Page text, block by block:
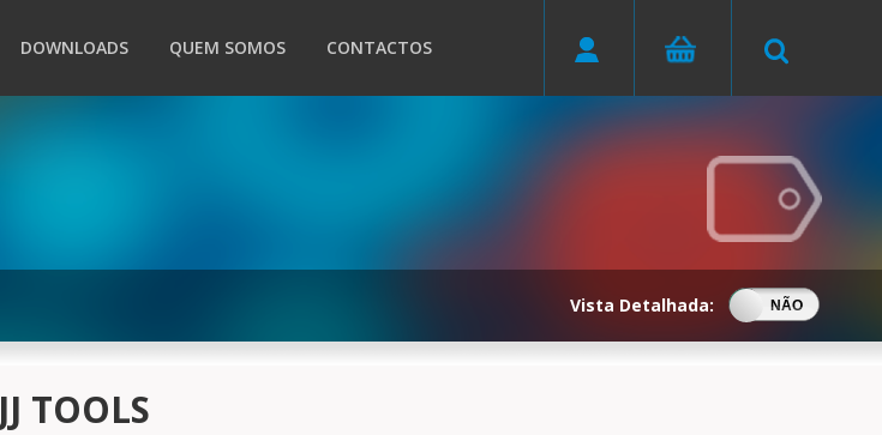
DOWNLOADS QUEM SOMOS CONTACTOS
Vista Detalhada:
SIM NÃO
JJ TOOLS